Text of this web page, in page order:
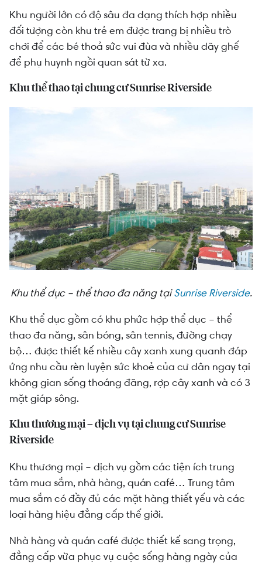
Khu người lớn có độ sâu đa dạng thích hợp nhiều
đối tượng còn khu trẻ em được trang bị nhiều trò
chơi để các bé thoả sức vui đùa và nhiều dãy ghế
để phụ huynh ngồi quan sát từ xa.
Khu thể thao tại chung cư Sunrise Riverside
Khu thể dục – thể thao đa năng tạiSunrise Riverside.
Khu thể dục gồm có khu phức hợp thể dục – thể
thao đa năng, sân bóng, sân tennis, đường chạy
bộ… được thiết kế nhiều cây xanh xung quanh đáp
ứng nhu cầu rèn luyện sức khoẻ của cư dân ngay tại
không gian sống thoáng đãng, rợp cây xanh và có 3
mặt giáp sông.
Khu thương mại – dịch vụ tại chung cư Sunrise
Riverside
Khu thương mại – dịch vụ gồm các tiện ích trung
tâm mua sắm, nhà hàng, quán café… Trung tâm
mua sắm có đầy đủ các mặt hàng thiết yếu và các
loại hàng hiệu đẳng cấp thế giới.
Nhà hàng và quán café được thiết kế sang trọng,
đẳng cấp vừa phục vụ cuộc sống hàng ngày của